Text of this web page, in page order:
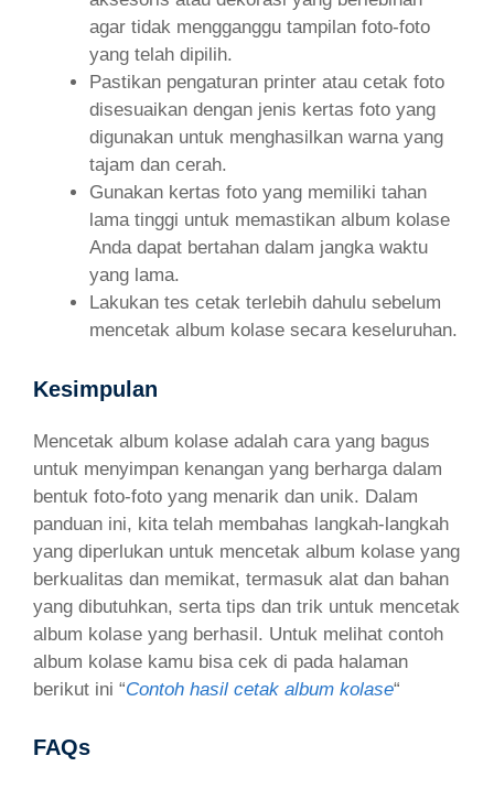
agar tidak mengganggu tampilan foto-foto
yang telah dipilih.
Pastikan pengaturan printer atau cetak foto
disesuaikan dengan jenis kertas foto yang
digunakan untuk menghasilkan warna yang
tajam dan cerah.
Gunakan kertas foto yang memiliki tahan
lama tinggi untuk memastikan album kolase
Anda dapat bertahan dalam jangka waktu
yang lama.
Lakukan tes cetak terlebih dahulu sebelum
mencetak album kolase secara keseluruhan.
Kesimpulan
Mencetak album kolase adalah cara yang bagus
untuk menyimpan kenangan yang berharga dalam
bentuk foto-foto yang menarik dan unik. Dalam
panduan ini, kita telah membahas langkah-langkah
yang diperlukan untuk mencetak album kolase yang
berkualitas dan memikat, termasuk alat dan bahan
yang dibutuhkan, serta tips dan trik untuk mencetak
album kolase yang berhasil. Untuk melihat contoh
album kolase kamu bisa cek di pada halaman
berikut ini “Contoh hasil cetak album kolase“
FAQs